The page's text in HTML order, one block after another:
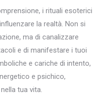
i rituali esoterici
la realtà. Non si
ma di canalizzare
e di manifestare i tuoi
e cariche di intento,
e psichico,
tua vita.